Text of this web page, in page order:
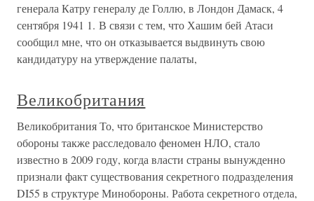
генерала Катру генералу де Голлю, в Лондон Дамаск, 4
сентября 1941 1. В связи с тем, что Хашим бей Атаси
сообщил мне, что он отказывается выдвинуть свою
кандидатуру на утверждение палаты,
Великобритания
Великобритания То, что британское Министерство
обороны также расследовало феномен НЛО, стало
известно в 2009 году, когда власти страны вынужденно
признали факт существования секретного подразделения
DI55 в структуре Минобороны. Работа секретного отдела,